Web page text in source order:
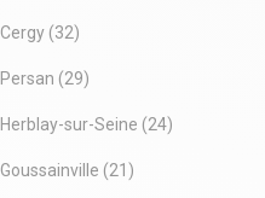
Pour plus de renseignements,
01.83.83.44.39.
Opportunité rare à saisir !
- Durée : 3/6/9 ans
- Fiscalité : TVA
Cergy (32)
Persan (29)
Herblay-sur-Seine (24)
Goussainville (21)